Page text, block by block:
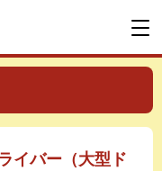
イバー（大型ド